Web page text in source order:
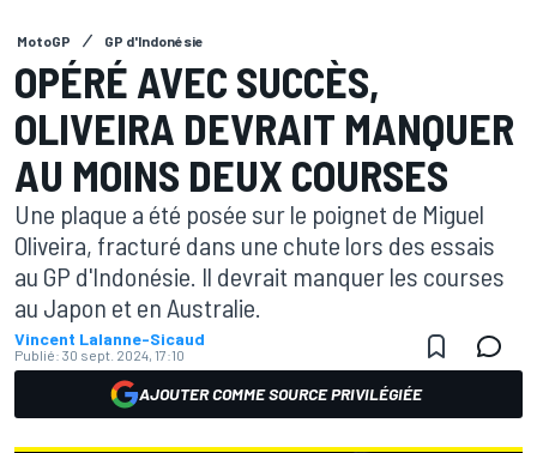
MotoGP GP d'Indonésie
OPÉRÉ AVEC SUCCÈS,
OLIVEIRA DEVRAIT MANQUER
AU MOINS DEUX COURSES
Une plaque a été posée sur le poignet de Miguel
Oliveira, fracturé dans une chute lors des essais
au GP d'Indonésie. Il devrait manquer les courses
au Japon et en Australie.
Vincent Lalanne-Sicaud
Publié: 30 sept. 2024, 17:10
AJOUTER COMME SOURCE PRIVILÉGIÉE